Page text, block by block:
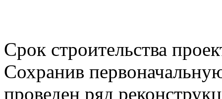
Срок строительства
Сохранив
проведен ряд